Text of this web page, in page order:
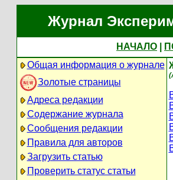
Журнал
НАЧАЛО
Общая информация о журнале
Золотые страницы
Адреса редакции
Содержание журнала
Сообщения редакции
Правила для авторов
Загрузить статью
Проверить статус статьи